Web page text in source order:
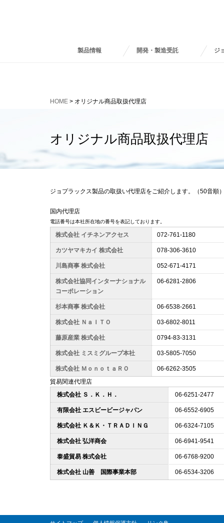
製品情報 開発・製造受託 ジ
HOME > オリジナル商品取扱代理店
オリジナル商品取扱代理店
ジョプラックス製品の取扱い代理店をご紹介します。（50音順
国内代理店
電話番号は本社所在地の番号を表記しております。
株式会社 イチネンアクセス 072-761-1180
カツヤマキカイ 株式会社 078-306-3610
川島商事 株式会社 052-671-4171
株式会社協同インターナショナル
コーポレーション
06-6281-2806
杉本商事 株式会社 06-6538-2661
株式会社 ＮａＩＴＯ 03-6802-8011
藤原産業 株式会社 0794-83-3131
株式会社 ミスミグループ本社 03-5805-7050
株式会社 ＭｏｎｏｔａＲＯ
06-6262-3505
貿易関連代理店
株式会社 Ｓ．Ｋ．Ｈ．
06-6251-2477
有限会社 エスビービージャパン 06-6552-6905
株式会社 Ｋ＆Ｋ・ＴＲＡＤＩＮＧ 06-6324-7105
株式会社 弘洋商会 06-6941-9541
泰盛貿易 株式会社 06-6768-9200
株式会社 山善 国際事業本部 06-6534-3206